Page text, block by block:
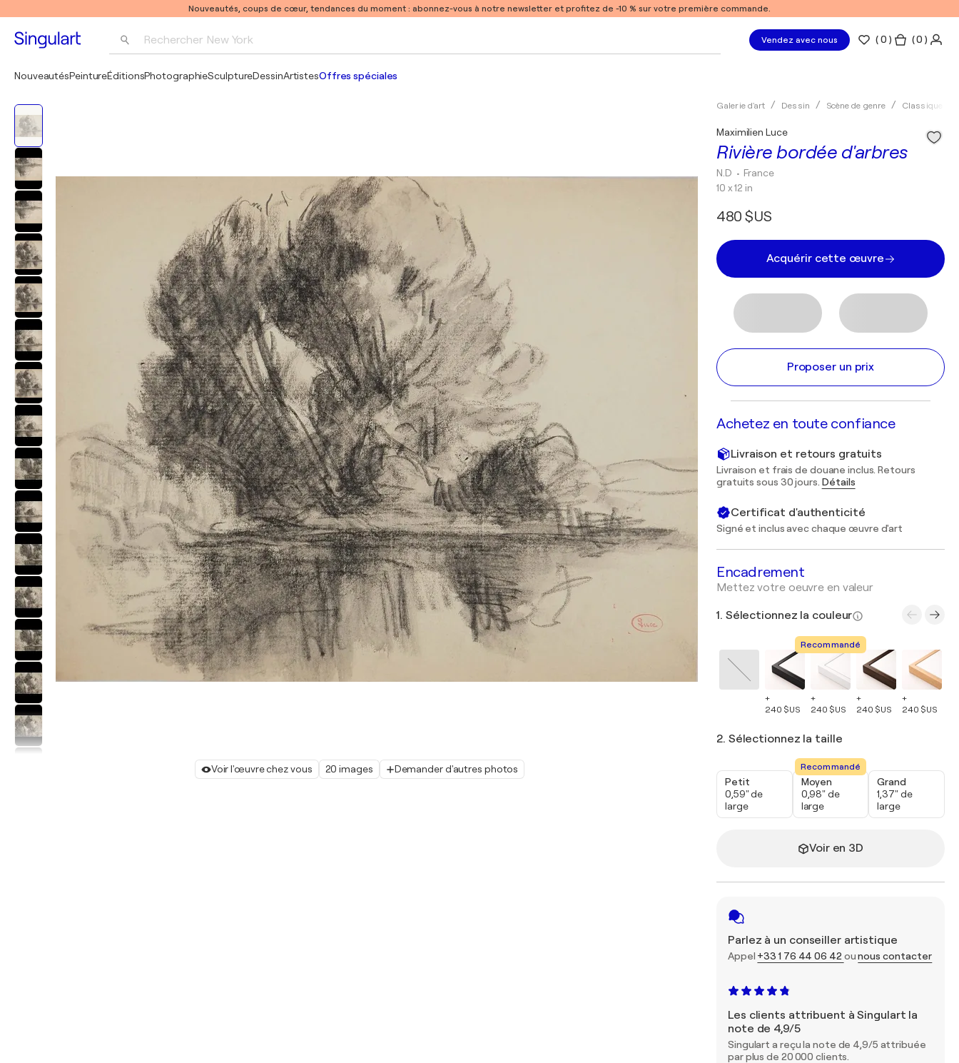
Nouveautés, coups de cœur, tendances du moment : abonnez-vous à notre newsletter et profitez de -10 % sur votre première commande.
Rechercher New York Vendez avec nous (0 ) ( 0 )
NouveautésPeintureÉditionsPhotographieSculptureDessinArtistesOffres spéciales
Voir l'œuvre chez vous 20 images Demander d'autres photos
Galerie d'art Dessin Scène de genre Classique
Rivière bordée d'arbres
Maximilien Luce
N.D • France
10 x 12 in
480 $US
Acquérir cette œuvre
Proposer un prix
Achetez en toute confiance
Livraison et retours gratuits
Livraison et frais de douane inclus. Retours
gratuits sous 30 jours. Détails
Certificat d'authenticité
Signé et inclus avec chaque œuvre d'art
Encadrement
Mettez votre oeuvre en valeur
1. Sélectionnez la couleur
+
240 $US
Recommandé
+
240 $US
+
240 $US
+
240 $US
2. Sélectionnez la taille
Petit
0,59" de
large
Recommandé
Moyen
0,98" de
large
Grand
1,37" de
large
Voir en 3D
Parlez à un conseiller artistique
Appel +33 1 76 44 06 42 ounous contacter
Les clients attribuent à Singulart la
note de 4,9/5
Singulart a reçu la note de 4,9/5 attribuée
par plus de 20 000 clients.